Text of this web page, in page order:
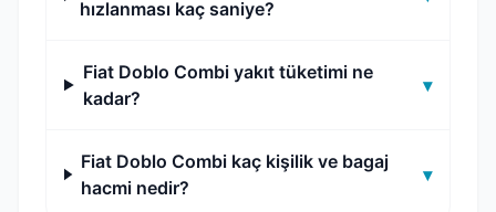
hızlanması kaç saniye?
Fiat Doblo Combi yakıt tüketimi ne
kadar?
▾
Fiat Doblo Combi kaç kişilik ve bagaj
hacmi nedir?
▾